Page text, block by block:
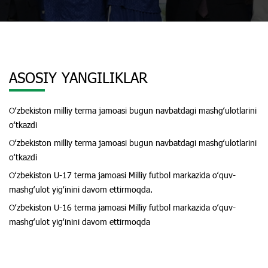
ASOSIY YANGILIKLAR
Oʻzbekiston milliy terma jamoasi bugun navbatdagi mashgʻulotlarini
oʻtkazdi
Oʻzbekiston milliy terma jamoasi bugun navbatdagi mashgʻulotlarini
oʻtkazdi
Oʻzbekiston U-17 terma jamoasi Milliy futbol markazida oʻquv-
mashgʻulot yigʻinini davom ettirmoqda.
Oʻzbekiston U-16 terma jamoasi Milliy futbol markazida oʻquv-
mashgʻulot yigʻinini davom ettirmoqda